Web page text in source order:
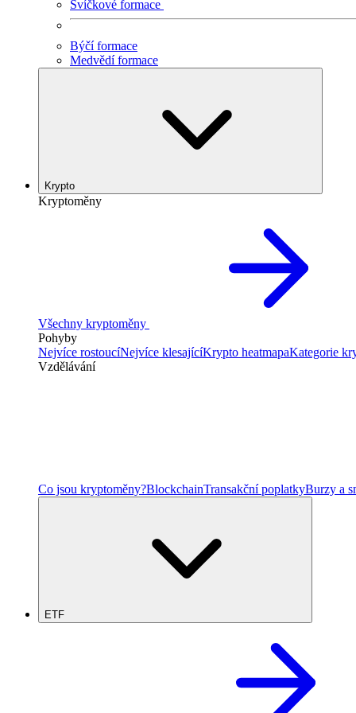
Svíčkové formace
Býčí formace
Medvědí formace
Krypto
Kryptoměny
Všechny kryptoměny
Pohyby
Nejvíce rostoucíNejvíce klesajícíKrypto heatmapaKategorie
Vzdělávání
Co jsou kryptoměny?BlockchainTransakční poplatkyBurzy a
ETF